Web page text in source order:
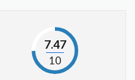
7.47
10